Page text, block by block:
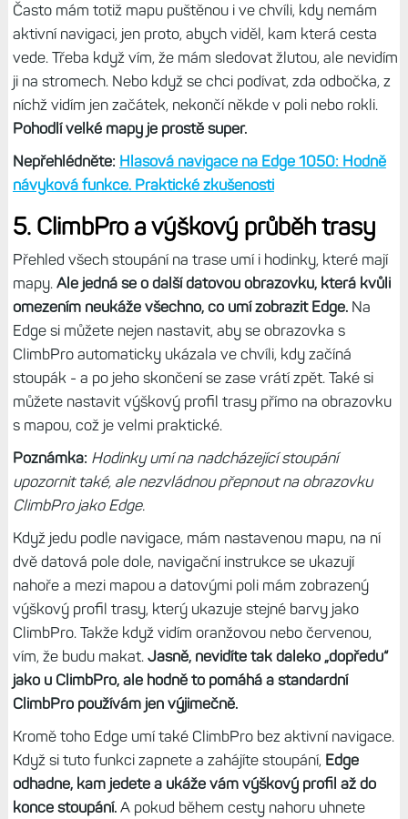
Často mám totiž mapu puštěnou i ve chvíli, kdy nemám
aktivní navigaci, jen proto, abych viděl, kam která cesta
vede. Třeba když vím, že mám sledovat žlutou, ale nevidím
ji na stromech. Nebo když se chci podívat, zda odbočka, z
níchž vidím jen začátek, nekončí někde v poli nebo rokli.
Pohodlí velké mapy je prostě super.
Nepřehlédněte: Hlasová navigace na Edge 1050: Hodně
návyková funkce. Praktické zkušenosti
5. ClimbPro a výškový průběh trasy
Přehled všech stoupání na trase umí i hodinky, které mají
mapy. Ale jedná se o další datovou obrazovku, která kvůli
omezením neukáže všechno, co umí zobrazit Edge.Na
Edge si můžete nejen nastavit, aby se obrazovka s
ClimbPro automaticky ukázala ve chvíli, kdy začíná
stoupák - a po jeho skončení se zase vrátí zpět. Také si
můžete nastavit výškový profil trasy přímo na obrazovku
s mapou, což je velmi praktické.
Poznámka: Hodinky umí na nadcházející stoupání
upozornit také, ale nezvládnou přepnout na obrazovku
ClimbPro jako Edge.
Když jedu podle navigace, mám nastavenou mapu, na ní
dvě datová pole dole, navigační instrukce se ukazují
nahoře a mezi mapou a datovými poli mám zobrazený
výškový profil trasy, který ukazuje stejné barvy jako
ClimbPro. Takže když vidím oranžovou nebo červenou,
vím, že budu makat. Jasně, nevidíte tak daleko „dopředu“
jako u ClimbPro, ale hodně to pomáhá a standardní
ClimbPro používám jen výjimečně.
Kromě toho Edge umí také ClimbPro bez aktivní navigace.
Když si tuto funkci zapnete a zahájíte stoupání, Edge
odhadne, kam jedete a ukáže vám výškový profil až do
konce stoupání.A pokud během cesty nahoru uhnete